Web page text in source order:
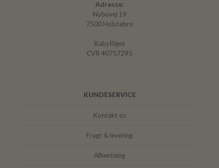
Adresse:
Nybovej 19
7500 Holstebro
BabyRiget
CVR 40757295
KUNDESERVICE
Kontakt os
Fragt & levering
Afhentning